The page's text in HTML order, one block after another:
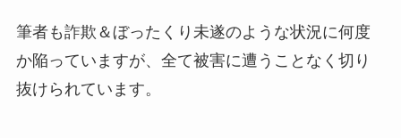
筆者も詐欺＆ぼったくり未遂のような状況に何度
か陥っていますが、全て被害に遭うことなく切り
抜けられています。